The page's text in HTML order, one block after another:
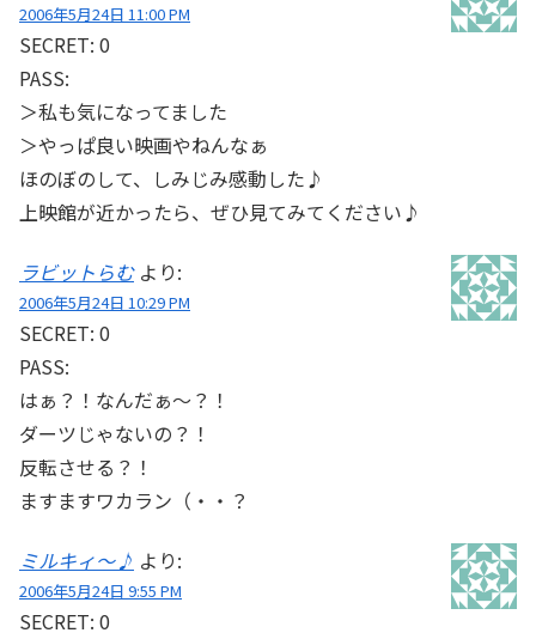
2006年5月24日 11:00 PM
SECRET: 0
PASS:
＞私も気になってました
＞やっぱ良い映画やねんなぁ
ほのぼのして、しみじみ感動した♪
上映館が近かったら、ぜひ見てみてください♪
ラビットらむ より:
2006年5月24日 10:29 PM
SECRET: 0
PASS:
はぁ？！なんだぁ～？！
ダーツじゃないの？！
反転させる？！
ますますワカラン（・・？
ミルキィ～♪ より:
2006年5月24日 9:55 PM
SECRET: 0